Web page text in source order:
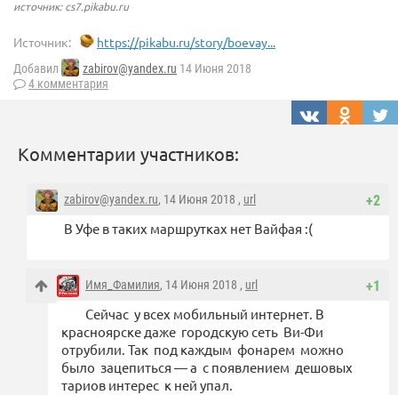
источник: cs7.pikabu.ru
Источник: https://pikabu.ru/story/boevay...
Добавил zabirov@yandex.ru 14 Июня 2018
4 комментария
Комментарии участников:
+2
zabirov@yandex.ru, 14 Июня 2018 , url
В Уфе в таких маршрутках нет Вайфая :(
+1
Имя_Фамилия, 14 Июня 2018 , url
Сейчас у всех мобильный интернет. В
красноярске даже городскую сеть Ви-Фи
отрубили. Так под каждым фонарем можно
было зацепиться — а с появлением дешовых
тариов интерес к ней упал.